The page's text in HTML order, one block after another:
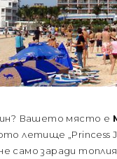
Вашето място е
летище „Princess
заради